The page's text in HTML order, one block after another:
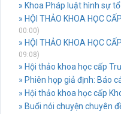
» Khoa Pháp luật hình sự
» HỘI THẢO KHOA HỌC
00:00)
» HỘI THẢO KHOA HỌC
09:08)
» Hội thảo khoa học cấp
» Phiên họp giả định: Báo
» Hội thảo khoa học cấp
» Buổi nói chuyện chuyên